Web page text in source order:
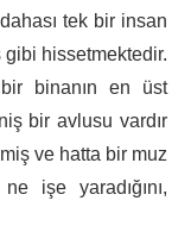
tek bir insan
gibi hissetmektedir.
binanın en üst
bir avlusu vardır
ve hatta bir muz
işe yaradığını,